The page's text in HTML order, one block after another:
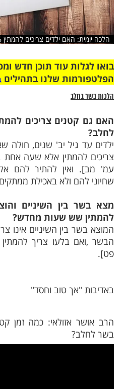
ילדים צריכים להמתין 6 שעות בין בשר לחלב?
עוד תוכן חדש
שלנו בתהילים
צריכים להמתין
יב' שנים, חולה שאין בו
להתיר להם אלא
ולא באכילת ממתקים
בין השיניים והוציא
שש שעות מחדש?